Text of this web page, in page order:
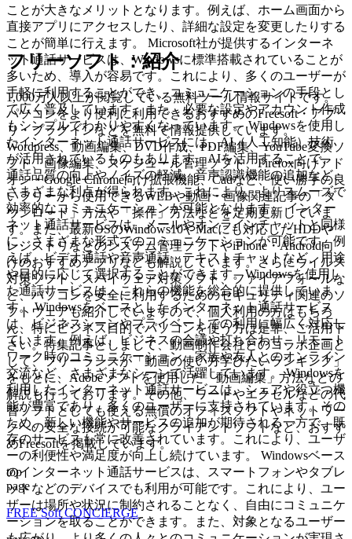
ことが大きなメリットとなります。例えば、ホーム画面から
直接アプリにアクセスしたり、詳細な設定を変更したりする
ことが簡単に行えます。 Microsoft社が提供するインターネ
ット通話サービスは、Windowsに標準搭載されていることが
多いため、導入が容易です。これにより、多くのユーザーが
手軽に利用することができ、コミュニケーションの手段とし
て広く普及しています。また、必要な設定やアカウント作成
もシンプルでわかりやすくなっています。 Windowsを使用し
たインターネット通話サービスには、AI（人工知能）技術
が活用されているものもあります。AIを活用することで、
通話品質の向上やノイズの軽減、音声認識機能の追加など、
さまざまな利点が得られます。これにより、よりスムーズで
効率的なコミュニケーションが可能となります。 インター
ネット通話サービスは、メールやオンラインチャットと同様
に、さまざまな形式でのコミュニケーションが可能です。例
えば、ビデオ通話や音声通話、テキストチャットなど、用途
や目的に応じて選択することができます。Windowsを使用し
た通話サービスは、これらの機能を総合的に提供していま
す。 Windowsをベースとしたインターネット通話サービス
は、ビジネスシーンやプライベートでの利用に幅広く対応し
ています。例えば、ビジネスの会議や打ち合わせ、リモート
ワーク時のコミュニケーション、家族や友人とのオンライン
交流など、さまざまなシーンで活躍しています。 Windowsを
利用したインターネット通話サービスは、シェアや役立つ機
能が豊富であり、多くのユーザーに支持されています。その
ため、新しい機能やサービスの追加が期待される一方で、既
存のサービスも常に改善されています。これにより、ユーザ
ーの利便性や満足度が向上し続けています。 Windowsベース
のインターネット通話サービスは、スマートフォンやタブレ
ットなどのデバイスでも利用が可能です。これにより、ユー
ザーは場所や状況に制約されることなく、自由にコミュニケ
ーションを取ることができます。また、対象となるユーザー
フリーソフト：紹介
1,000万人以上が閲覧している無料ツール情報サイトです。
パソコンをより便利に利用できるおすすめのFreesoft・アプ
リ・プラグインなどを無料で情報提供しています。
Wordpress、動画編集、DVD作成、PDF編集、YouTube変換ソ
フト、画像編集、スケジュール管理ソフト、Firefox向けアド
オン・Google Chrome向け拡張機能、Cadなど、使い勝手の良
いフリーから使用できるWEBや動画・画像関連記事の「ダ
ウンロード」方法や「操作」方法などを定期更新していま
す。また、最新OSのWindows10やMacにも対応したHDDや
レジストリなどのシステム管理ソフトやiPhone・Android向
けのおすすめアプリなども解説しています。さらにウイルス
対策ソフト、スパイウェア対策ソフト、ファイアフォールな
ど、パソコンを安全に利用するためのセキュリティ関連のソ
フトウェアも紹介していますので、個人利用の方はもちろ
ん、特にビジネス目的でパソコンを使う方は是非、ご活用下
さい。特集記事としまして、動画制作会社とのコラボ企画と
して、フリーランスが「動画の使い方学びたいランキング」
をもとに、Adobeソフトを使用した「動画編集」方法などの
解説も行っております。その他、ワードやエクセルなどの代
替ソフトとしても使える無償のオフィスソフトやネットワー
クへの安全な接続が可能なクライアントソフトなど、おすす
めFreesoftを掲載しています。
top
page
FREE Soft CONCIERGE